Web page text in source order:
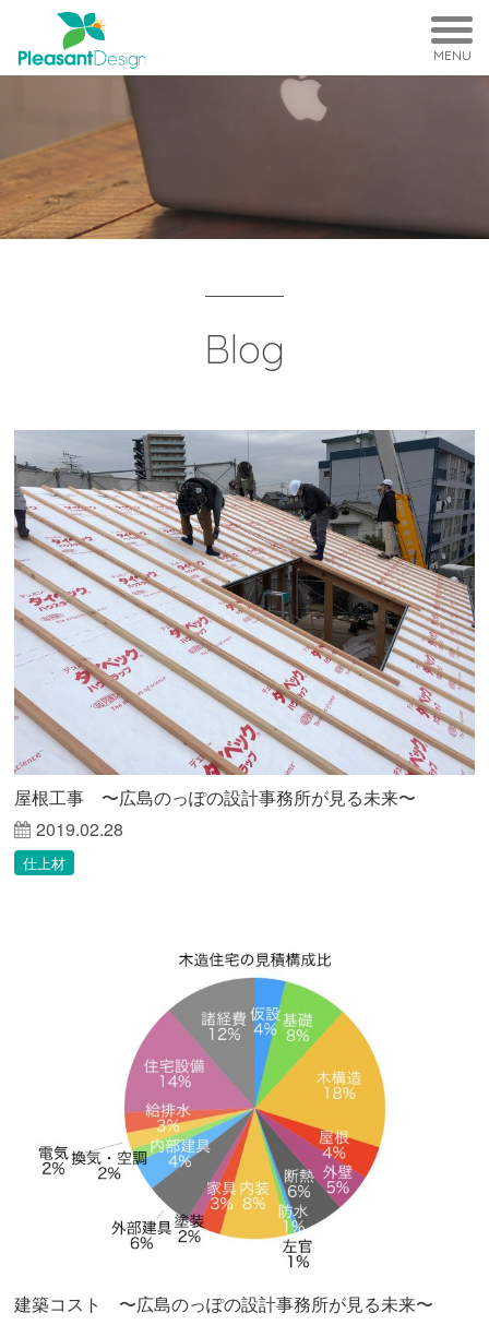
MENU
Blog
屋根工事 〜広島のっぽの設計事務所が見る未来〜
2019.02.28
仕上材
建築コスト 〜広島のっぽの設計事務所が見る未来〜